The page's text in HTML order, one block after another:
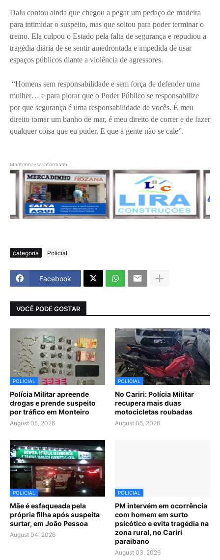
Dalu contou ainda que chegou a pegar um pedaço de madeira
para intimidar o suspeito, mas que soltou para poder terminar o
treino. Ela culpou o Estado pela falta de segurança e repudiou a
tragédia diária de se sentir amedrontada e impedida de usar
espaços públicos diante a violência de agressores.
“Homens sem responsabilidade e sem força de defender uma
mulher… e para piorar que o Poder Público se responsabilize
por que segurança é uma responsabilidade de vocês. É meu
direito tomar um banho de mar, é meu direito de correr e de fazer
qualquer coisa que eu puder. E que a gente não se cale”.
Mantenha-se informado
categoria Policial
Facebook
VOCÊ PODE GOSTAR
POLICIAL
Polícia Militar apreende
drogas e prende suspeito
por tráfico em Monteiro
August 05, 2026
POLICIAL
No Cariri: Polícia Militar
recupera mais duas
motocicletas roubadas
August 05, 2026
POLICIAL
Mãe é esfaqueada pela
própria filha após suspeita
surtar, em João Pessoa
August 04, 2026
POLICIAL
PM intervém em ocorrência
com homem em surto
psicótico e evita tragédia na
zona rural, no Cariri
paraibano
August 03, 2026